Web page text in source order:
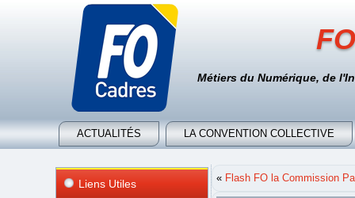
Métiers du Numérique, de
ACTUALITÉS LA CONVENTION COLLECTIVE
Liens Utiles « Flash FO la Commission